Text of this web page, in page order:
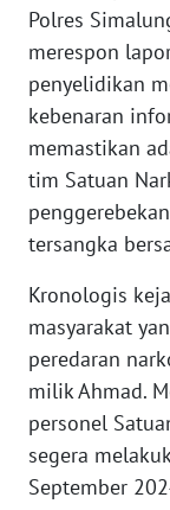
Polres
merespon
penyelidikan
kebenaran
memastikan
tim Satuan
tersangka
Kronologis
masyarakat
peredaran
milik Ahmad.
personel
segera
September
WN
KALTARA
WN
KALSEL
KALTIM
WN
WN
GORONTALO
WN
SULUT